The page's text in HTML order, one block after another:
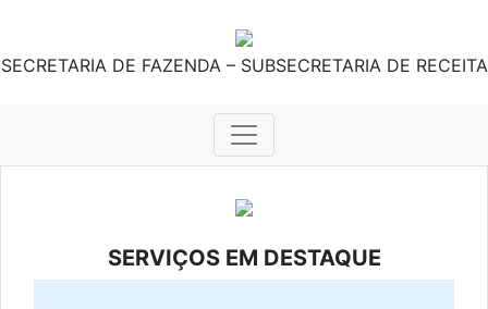
SECRETARIA DE FAZENDA – SUBSECRETARIA DE RECEITA
SERVIÇOS EM DESTAQUE